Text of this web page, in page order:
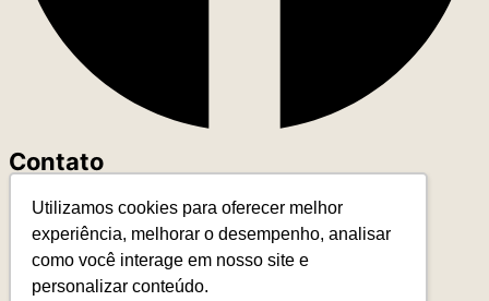
Utilizamos cookies para oferecer melhor
experiência, melhorar o desempenho, analisar
como você interage em nosso site e
personalizar conteúdo.
Contato
+55 (11) 93327-4818
contato@leadereduca.com.br
Rua Paes Leme, 215 – Ed. Thera Faria Lima